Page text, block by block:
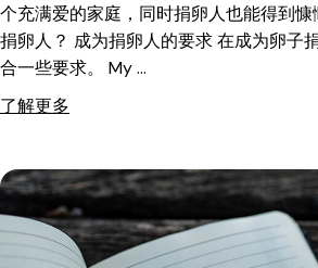
个充满爱的家庭，同时捐卵人也能得到
捐卵人？ 成为捐卵人的要求 在成为卵子
合一些要求。 My …
了解更多